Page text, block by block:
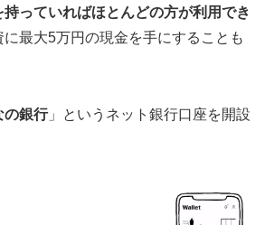
持っていればほとんどの方が利用でき
最大5万円の現金を手にすることも
の銀行」というネット銀行口座を開設